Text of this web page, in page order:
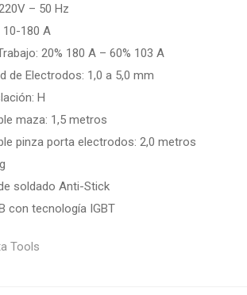
– 50 Hz
10-180 A
20% 180 A – 60% 103 A
de Electrodos: 1,0 a 5,0 mm
H
maza: 1,5 metros
pinza porta electrodos: 2,0 metros
soldado Anti-Stick
con tecnología IGBT
Tools